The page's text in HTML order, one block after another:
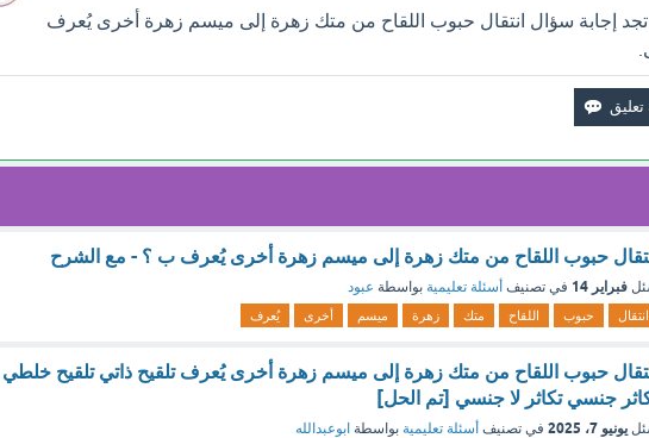
إجابة سؤال انتقال حبوب اللقاح من متك زهرة إلى ميسم زهرة أخرى يُعرف
حبوب اللقاح من متك زهرة إلى ميسم زهرة أخرى يُعرف ب ؟ - مع الشرح
فبراير 14 في تصنيف أسئلة تعليمية بواسطة عبود
انتقال حبوب اللقاح متك زهرة ميسم أخرى يُعرف
حبوب اللقاح من متك زهرة إلى ميسم زهرة أخرى يُعرف تلقيح ذاتي تلقيح خلطي
جنسي تكاثر لا جنسي [تم الحل]
يونيو 7، 2025 في تصنيف أسئلة تعليمية بواسطة ابوعبدالله